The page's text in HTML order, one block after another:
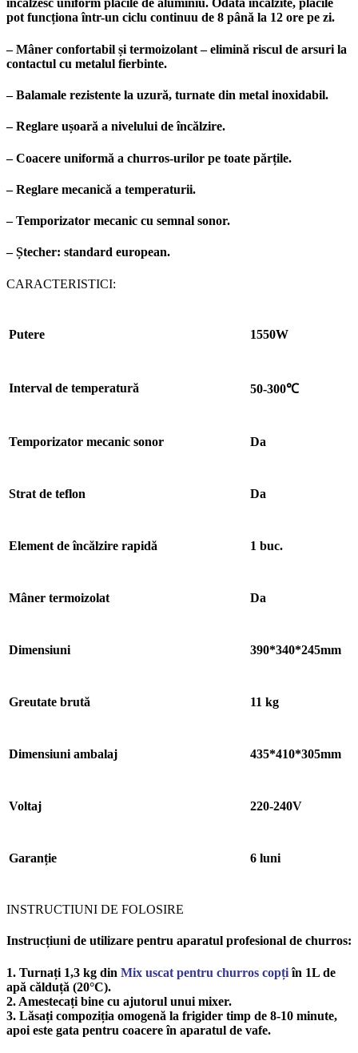
încălzesc uniform plăcile de aluminiu. Odată încălzite, plăcile
pot funcționa într-un ciclu continuu de 8 până la 12 ore pe zi.
– Mâner confortabil și termoizolant – elimină riscul de arsuri la
contactul cu metalul fierbinte.
– Balamale rezistente la uzură, turnate din metal inoxidabil.
– Reglare ușoară a nivelului de încălzire.
– Coacere uniformă a churros-urilor pe toate părțile.
– Reglare mecanică a temperaturii.
– Temporizator mecanic cu semnal sonor.
– Ștecher: standard european.
CARACTERISTICI:
Putere 1550W
Interval de temperatură 50-300℃
Temporizator mecanic sonor Da
Strat de teflon Da
Element de încălzire rapidă 1 buc.
Mâner termoizolat Da
Dimensiuni 390*340*245mm
Greutate brută 11 kg
Dimensiuni ambalaj 435*410*305mm
Voltaj 220-240V
Garanție 6 luni
INSTRUCTIUNI DE FOLOSIRE
Instrucțiuni de utilizare pentru aparatul profesional de churros:
1. Turnați 1,3 kg din Mix uscat pentru churros copțiîn 1L de
apă călduță (20°C).
2. Amestecați bine cu ajutorul unui mixer.
3. Lăsați compoziția omogenă la frigider timp de 8-10 minute,
apoi este gata pentru coacere în aparatul de vafe.